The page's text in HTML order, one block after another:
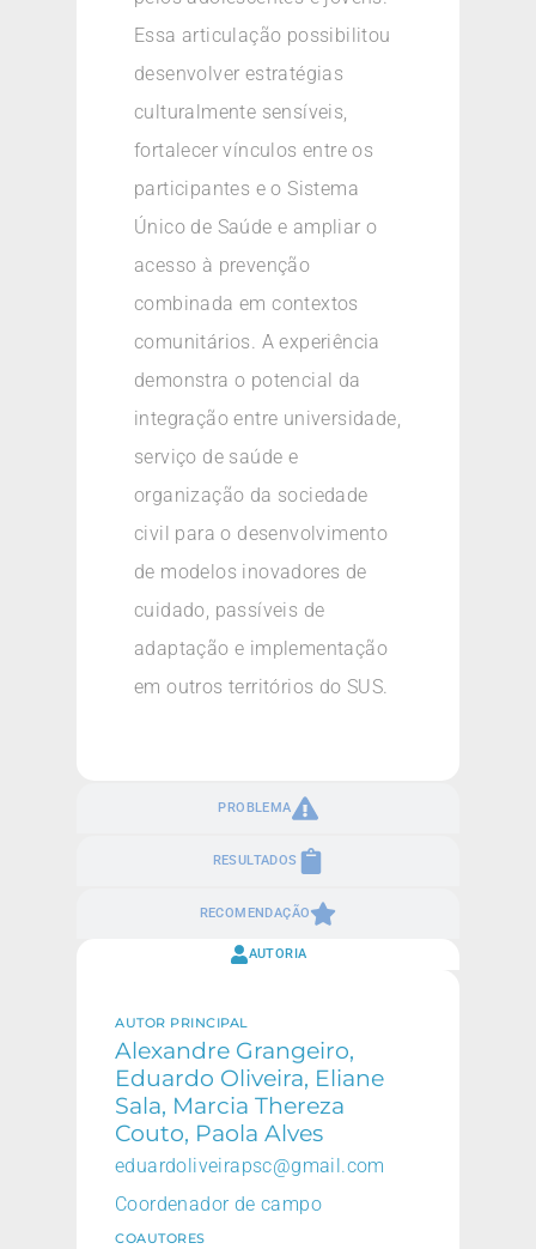
PROBLEMA
RESULTADOS
RECOMENDAÇÃO
Essa articulação possibilitou
desenvolver estratégias
culturalmente sensíveis,
fortalecer vínculos entre os
participantes e o Sistema
Único de Saúde e ampliar o
acesso à prevenção
combinada em contextos
comunitários. A experiência
demonstra o potencial da
integração entre universidade,
serviço de saúde e
organização da sociedade
civil para o desenvolvimento
de modelos inovadores de
cuidado, passíveis de
adaptação e implementação
em outros territórios do SUS.
AUTORIA
AUTOR PRINCIPAL
Alexandre Grangeiro,
Eduardo Oliveira, Eliane
Sala, Marcia Thereza
Couto, Paola Alves
eduardoliveirapsc@gmail.com
Coordenador de campo
COAUTORES